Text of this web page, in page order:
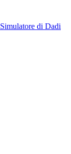
Simulatore di Dadi